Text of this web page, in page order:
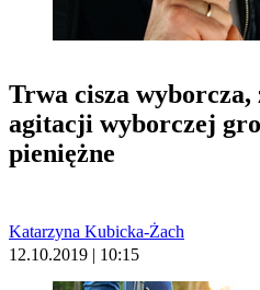
Trwa cisza wyborcza,
agitacji wyborczej
pieniężne
Katarzyna Kubicka-Żach
12.10.2019 | 10:15